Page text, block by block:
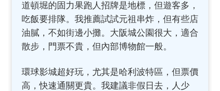
道頓堀的固力果跑人招牌是地標，但遊客多，
吃飯要排隊。我推薦試試元祖串炸，但有些店
油膩，不如街邊小攤。大阪城公園很大，適合
散步，門票不貴，但內部博物館一般。
環球影城超好玩，尤其是哈利波特區，但票價
高，快速通關更貴。我建議非假日去，人少